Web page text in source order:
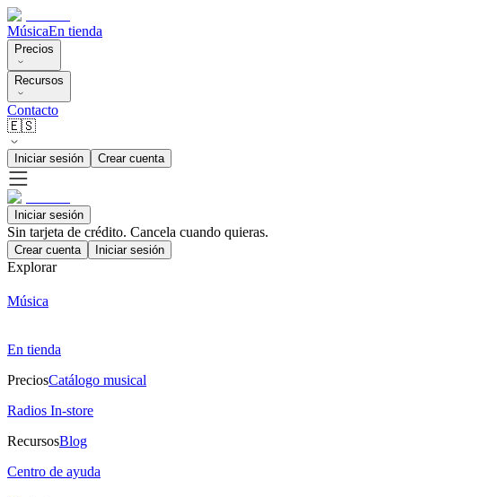
MúsicaEn tienda
Precios
Recursos
Contacto
🇪🇸
Iniciar sesión Crear cuenta
Iniciar sesión
Sin tarjeta de crédito. Cancela cuando quieras.
Crear cuenta Iniciar sesión
Explorar
Música
En tienda
PreciosCatálogo musical
Radios In-store
RecursosBlog
Centro de ayuda